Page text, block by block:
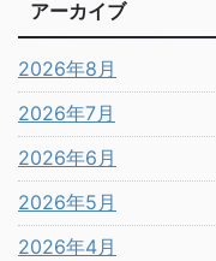
アーカイブ
2026年8月
2026年7月
2026年6月
2026年5月
2026年4月